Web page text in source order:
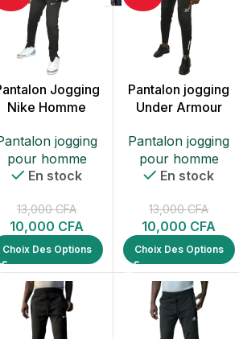
Jogging
Nike Homme
jogging
pour homme
En stock
13,000CFA
10,000 CFA
Choix Des Options
Pantalon jogging
Under Armour
Pantalon jogging
pour homme
En stock
13,000CFA
10,000 CFA
Choix Des Options